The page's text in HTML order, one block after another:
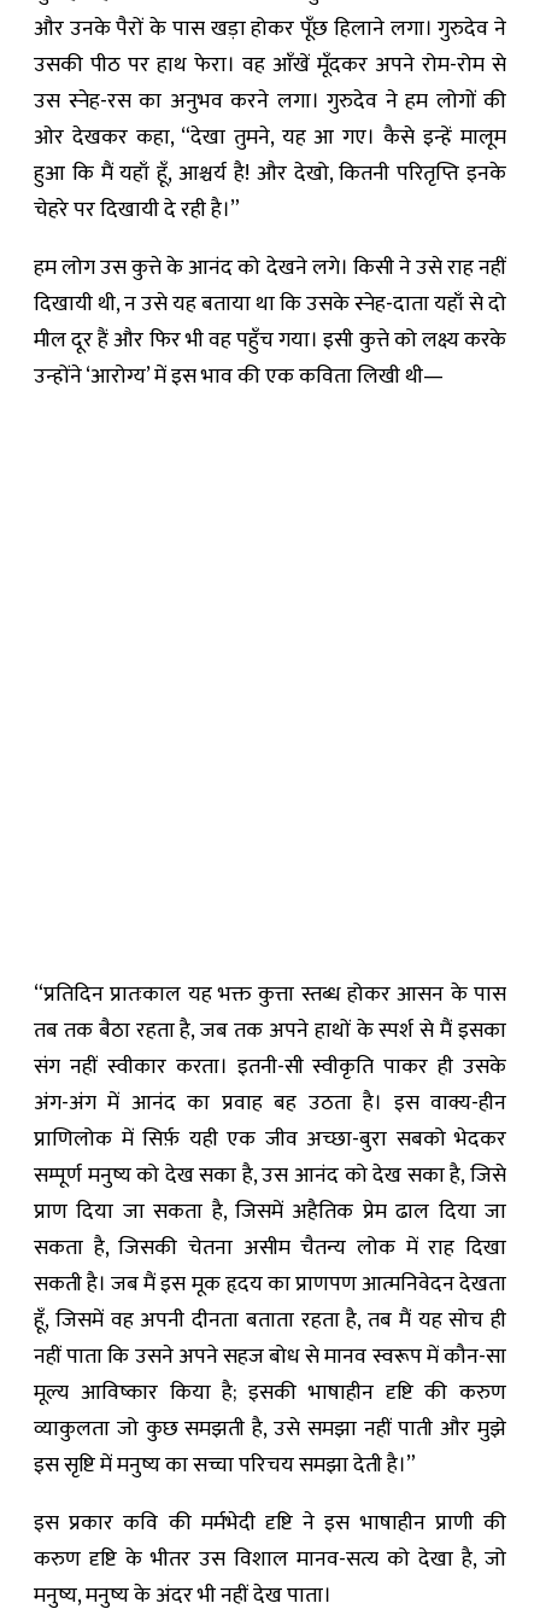
और उनके पैरों के पास खड़ा होकर पूँछ हिलाने लगा। गुरुदेव ने
उसकी पीठ पर हाथ फेरा। वह आँखें मूँदकर अपने रोम-रोम से
उस स्नेह-रस का अनुभव करने लगा। गुरुदेव ने हम लोगों की
ओर देखकर कहा, “देखा तुमने, यह आ गए। कैसे इन्हें मालूम
हुआ कि मैं यहाँ हूँ, आश्चर्य है! और देखो, कितनी परितृप्ति इनके
चेहरे पर दिखायी दे रही है।”
हम लोग उस कुत्ते के आनंद को देखने लगे। किसी ने उसे राह नहीं
दिखायी थी, न उसे यह बताया था कि उसके स्नेह-दाता यहाँ से दो
मील दूर हैं और फिर भी वह पहुँच गया। इसी कुत्ते को लक्ष्य करके
उन्होंने ‘आरोग्य’ में इस भाव की एक कविता लिखी थी—
“प्रतिदिन प्रातःकाल यह भक्त कुत्ता स्तब्ध होकर आसन के पास
तब तक बैठा रहता है, जब तक अपने हाथों के स्पर्श से मैं इसका
संग नहीं स्वीकार करता। इतनी-सी स्वीकृति पाकर ही उसके
अंग-अंग में आनंद का प्रवाह बह उठता है। इस वाक्य-हीन
प्राणिलोक में सिर्फ़ यही एक जीव अच्छा-बुरा सबको भेदकर
सम्पूर्ण मनुष्य को देख सका है, उस आनंद को देख सका है, जिसे
प्राण दिया जा सकता है, जिसमें अहैतिक प्रेम ढाल दिया जा
सकता है, जिसकी चेतना असीम चैतन्य लोक में राह दिखा
सकती है। जब मैं इस मूक हृदय का प्राणपण आत्मनिवेदन देखता
हूँ, जिसमें वह अपनी दीनता बताता रहता है, तब मैं यह सोच ही
नहीं पाता कि उसने अपने सहज बोध से मानव स्वरूप में कौन-सा
मूल्य आविष्कार किया है; इसकी भाषाहीन दृष्टि की करुण
व्याकुलता जो कुछ समझती है, उसे समझा नहीं पाती और मुझे
इस सृष्टि में मनुष्य का सच्चा परिचय समझा देती है।”
इस प्रकार कवि की मर्मभेदी दृष्टि ने इस भाषाहीन प्राणी की
करुण दृष्टि के भीतर उस विशाल मानव-सत्य को देखा है, जो
मनुष्य, मनुष्य के अंदर भी नहीं देख पाता।